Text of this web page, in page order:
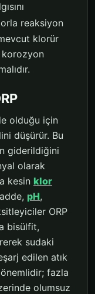
reaksiyon
klorür
olduğu için
düşürür. Bu
giderildiğini
olarak
kesin klor
pH,
ORP
bisülfit,
sudaki
edilen atık
fazla
olumsuz